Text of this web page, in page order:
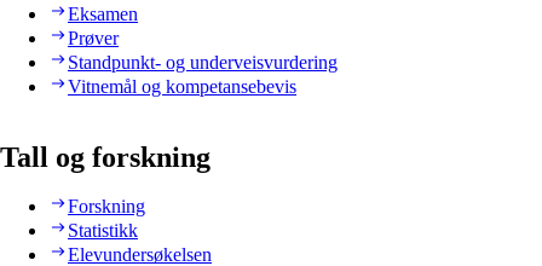
Eksamen
Prøver
Standpunkt- og underveisvurdering
Vitnemål og kompetansebevis
Tall og forskning
Forskning
Statistikk
Elevundersøkelsen